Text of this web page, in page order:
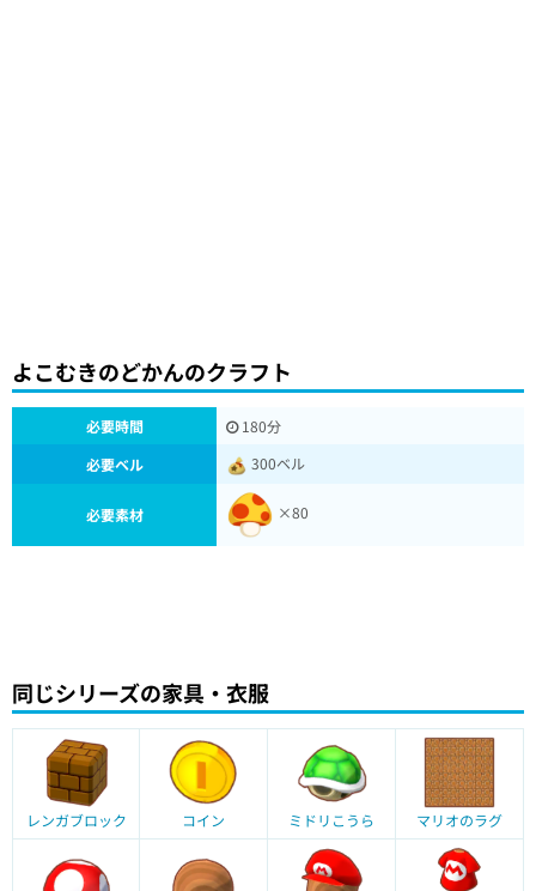
よこむきのどかんのクラフト
必要時間
180分
必要ベル
300ベル
必要素材 ×80
同じシリーズの家具・衣服
レンガブロック コイン ミドリこうら マリオのラグ